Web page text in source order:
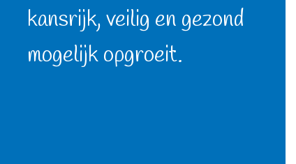
kansrijk, veilig en gezond
mogelijk opgroeit.